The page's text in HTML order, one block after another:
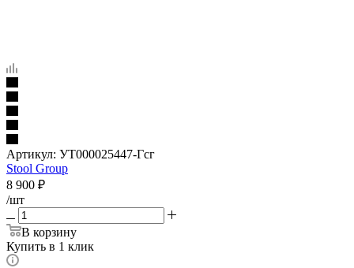
Артикул: УТ000025447-Гсг
Stool Group
8 900 ₽
/шт
В корзину
Купить в 1 клик